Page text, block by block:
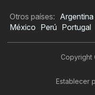
Otros países: Argentina
México Perú Portugal
Copyright
Establecer